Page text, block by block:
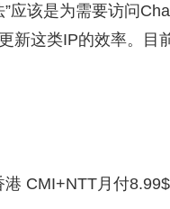
应该是为需要访问
新这类IP的效率。
CMI+NTT月付8.99$